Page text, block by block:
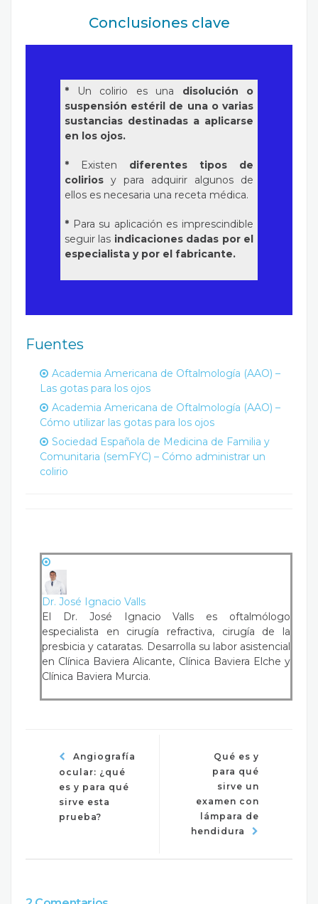
Conclusiones clave
* Un colirio es una disolución o
suspensión estéril de una o varias
sustancias destinadas a aplicarse
en los ojos.
* Existen diferentes tipos de
colirios y para adquirir algunos de
ellos es necesaria una receta médica.
* Para su aplicación es imprescindible
seguir las indicaciones dadas por el
especialista y por el fabricante.
Fuentes
Academia Americana de Oftalmología (AAO) –
Las gotas para los ojos
Academia Americana de Oftalmología (AAO) –
Cómo utilizar las gotas para los ojos
Sociedad Española de Medicina de Familia y
Comunitaria (semFYC) – Cómo administrar un
colirio
Dr. José Ignacio Valls
El Dr. José Ignacio Valls es oftalmólogo
especialista en cirugía refractiva, cirugía de la
presbicia y cataratas. Desarrolla su labor asistencial
en Clínica Baviera Alicante, Clínica Baviera Elche y
Clínica Baviera Murcia.
Angiografía
ocular: ¿qué
es y para qué
sirve esta
prueba?
Qué es y
para qué
sirve un
examen con
lámpara de
hendidura